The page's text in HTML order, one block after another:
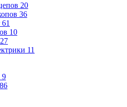
20
36
61
10
27
11
9
86